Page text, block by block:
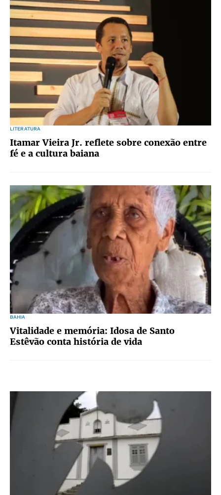
LITERATURA
Itamar Vieira Jr. reflete sobre conexão entre
fé e a cultura baiana
BAHIA
Vitalidade e memória: Idosa de Santo
Estêvão conta história de vida